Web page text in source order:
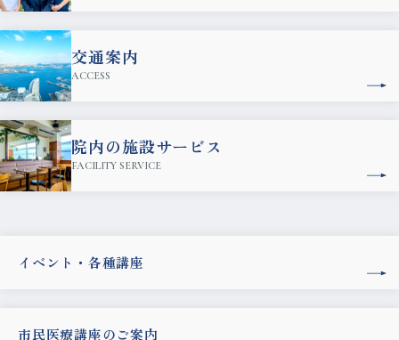
交通案内
ACCESS
院内の施設サービス
FACILITY SERVICE
イベント・各種講座
市民医療講座のご案内